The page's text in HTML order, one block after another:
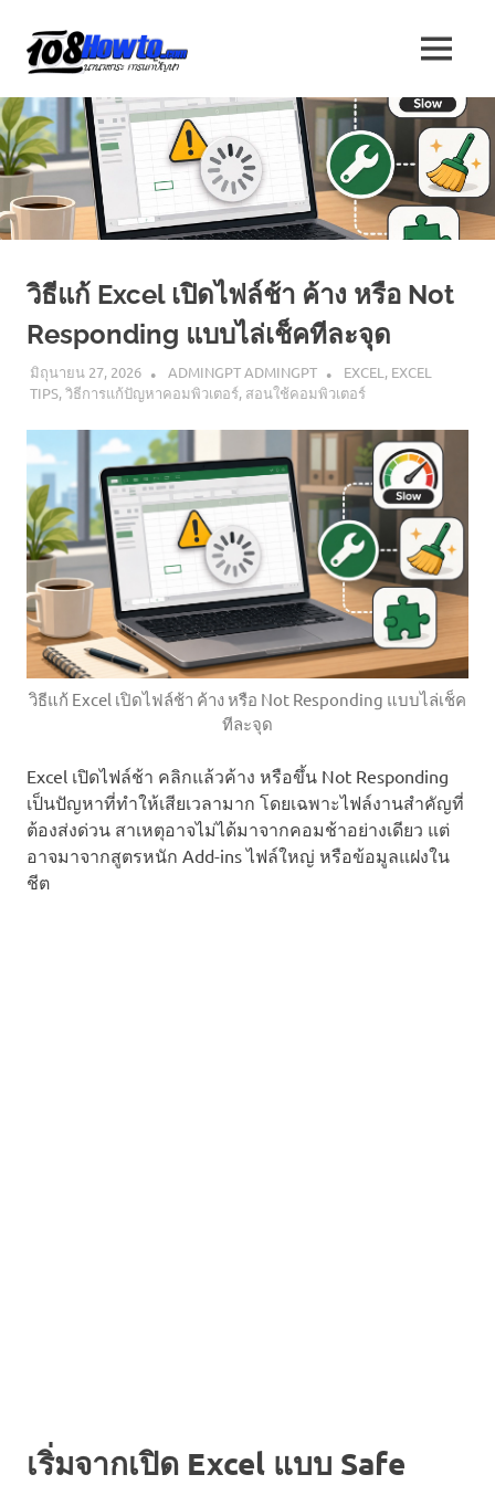
content
HOW
TO
นานา
น่า
รู้
สาระ
น่า
รู้
วิธี
การ
ความ
เกี่ยว
IT
อื่นๆ
มากมาย
MENU
วิธีแก้ Excel เปิดไฟล์ช้า ค้าง หรือ Not
Responding แบบไล่เช็คทีละจุด
มิถุนายน 27, 2026 ADMINGPT ADMINGPT EXCEL , EXCEL
TIPS,วิธีการแก้ปัญหาคอมพิวเตอร์, สอนใช้คอมพิวเตอร์
วิธีแก้ Excel เปิดไฟล์ช้า ค้าง หรือ Not Responding แบบไล่เช็ค
ทีละจุด
Excel เปิดไฟล์ช้า คลิกแล้วค้าง หรือขึ้น Not Responding
เป็นปัญหาที่ทำให้เสียเวลามาก โดยเฉพาะไฟล์งานสำคัญที่
ต้องส่งด่วน สาเหตุอาจไม่ได้มาจากคอมช้าอย่างเดียว แต่
อาจมาจากสูตรหนัก Add-ins ไฟล์ใหญ่ หรือข้อมูลแฝงใน
ชีต
เริ่มจากเปิด Excel แบบ Safe